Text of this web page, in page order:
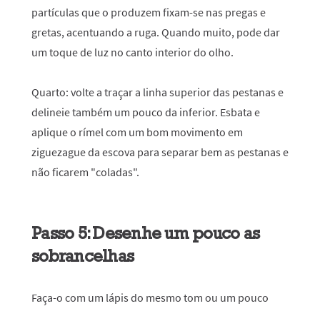
partículas que o produzem fixam-se nas pregas e
gretas, acentuando a ruga. Quando muito, pode dar
um toque de luz no canto interior do olho.
Quarto: volte a traçar a linha superior das pestanas e
delineie também um pouco da inferior. Esbata e
aplique o rímel com um bom movimento em
ziguezague da escova para separar bem as pestanas e
não ficarem "coladas".
Passo 5: Desenhe um pouco as
sobrancelhas
Faça-o com um lápis do mesmo tom ou um pouco